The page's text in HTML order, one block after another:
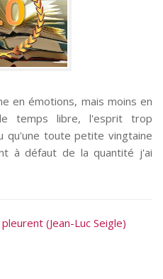
en émotions, mais moins en
temps libre, l'esprit trop
qu'une toute petite vingtaine
à défaut de la quantité j'ai
(Jean-Luc Seigle)